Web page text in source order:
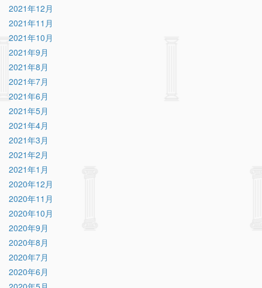
2021年12月
2021年11月
2021年10月
2021年9月
2021年8月
2021年7月
2021年6月
2021年5月
2021年4月
2021年3月
2021年2月
2021年1月
2020年12月
2020年11月
2020年10月
2020年9月
2020年8月
2020年7月
2020年6月